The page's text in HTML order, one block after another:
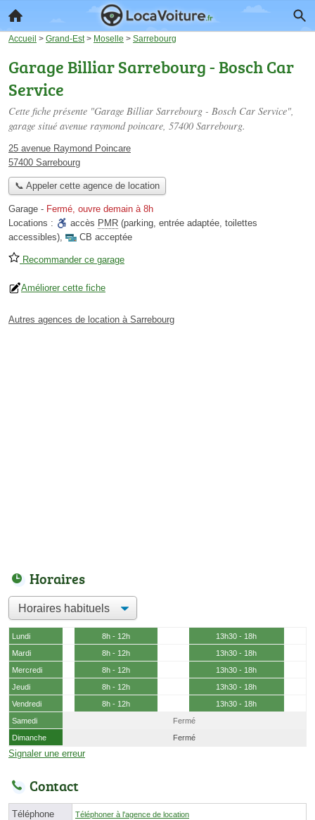
Accueil > Grand-Est > Moselle > Sarrebourg
Garage Billiar Sarrebourg - Bosch Car
Service
Cette fiche présente "Garage Billiar Sarrebourg - Bosch Car Service",
garage situé avenue raymond poincare, 57400 Sarrebourg.
25 avenue Raymond Poincare
57400 Sarrebourg
📞 Appeler cette agence de location
Garage - Fermé, ouvre demain à 8h
Locations :
accès PMR (parking, entrée adaptée, toilettes
accessibles), CB acceptée
Recommander ce garage
Améliorer cette fiche
Autres agences de location à Sarrebourg
Horaires
Lundi 8h - 12h
13h30 - 18h
Mardi
8h - 12h
13h30 - 18h
Mercredi
8h - 12h
13h30 - 18h
Jeudi
8h - 12h
13h30 - 18h
Vendredi
8h - 12h
13h30 - 18h
Samedi
Fermé
Dimanche
Fermé
Signaler une erreur
Contact
Téléphone Téléphoner à l'agence de location